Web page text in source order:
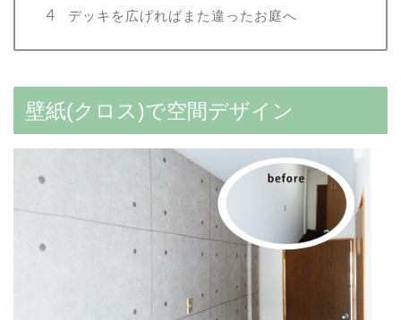
デッキを広げればまた違ったお庭へ
壁紙(クロス)で空間デザイン